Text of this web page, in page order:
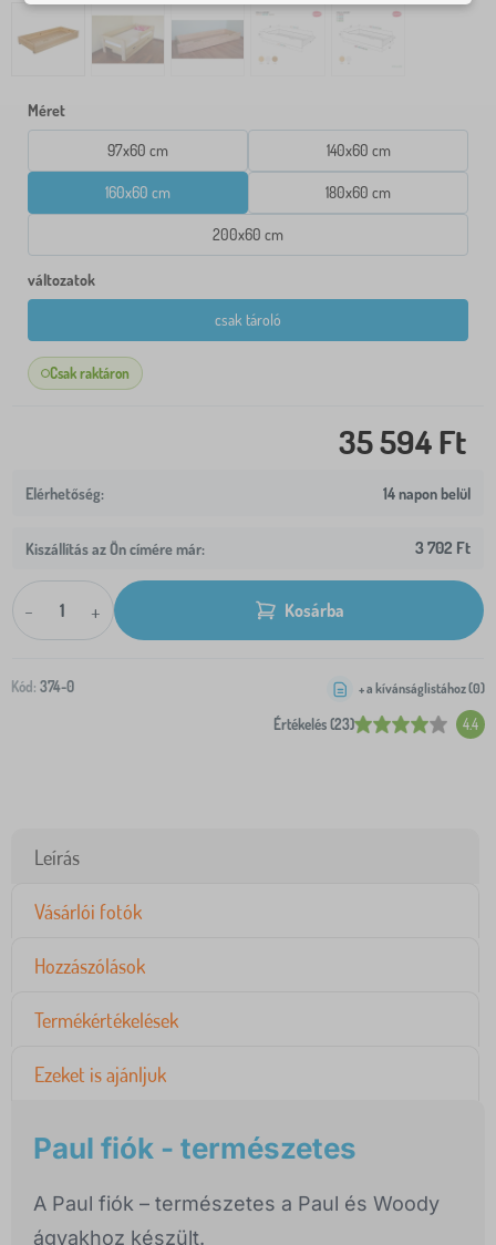
Méret
97x60 cm 140x60 cm
160x60 cm 180x60 cm
200x60 cm
változatok
csak tároló
Csak raktáron
35 594 Ft
14 napon belül
Kiszállítás az Ön címére már: 3 702 Ft
- + Kosárba
Kód: 374-0
Értékelés (23) 4.4
+ a kívánságlistához (0)
Leírás
Vásárlói fotók
Hozzászólások
Termékértékelések
Ezeket is ajánljuk
Paul fiók - természetes
A Paul fiók – természetes a Paul és Woody
ágyakhoz készült.